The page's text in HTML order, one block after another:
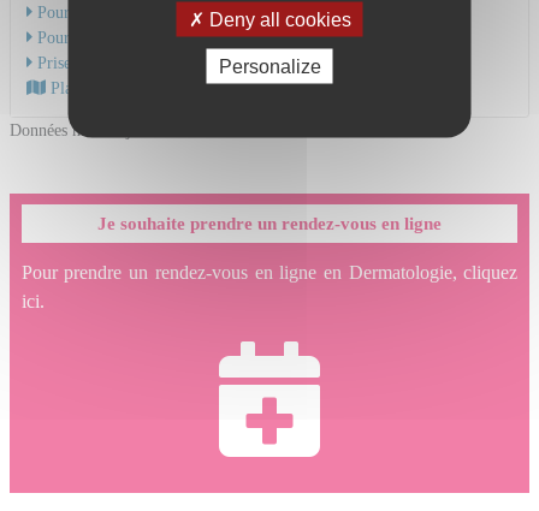
Pour une consultation en urgence
Pour une consultation
Prise en charge du cancer
Plan d'accès au CHU
Données mises à jour le 19/06/2026
Je souhaite prendre un rendez-vous en ligne
Pour prendre un rendez-vous en ligne en Dermatologie, cliquez
ici.
Deny all cookies
Personalize